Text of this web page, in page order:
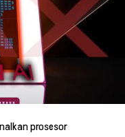
prosesor